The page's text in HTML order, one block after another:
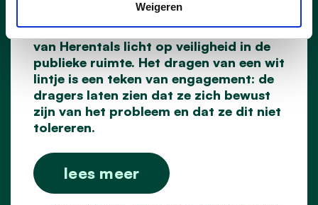
Weigeren
Vlaanderen, wierp vrijdagochtend met
een Wittelintjes-actie aan het station
van Herentals licht op veiligheid in de
publieke ruimte. Het dragen van een wit
lintje is een teken van engagement: de
dragers laten zien dat ze zich bewust
zijn van het probleem en dat ze dit niet
tolereren.
lees meer